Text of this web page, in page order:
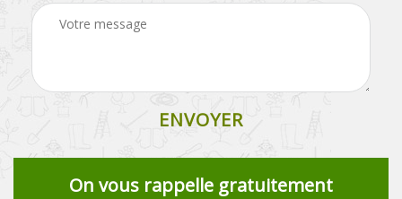
On vous rappelle gratuitement